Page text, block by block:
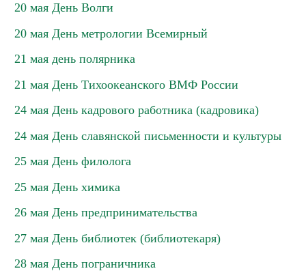
20 мая День Волги
20 мая День метрологии Всемирный
21 мая день полярника
21 мая День Тихоокеанского ВМФ России
24 мая День кадрового работника (кадровика)
24 мая День славянской письменности и культуры
25 мая День филолога
25 мая День химика
26 мая День предпринимательства
27 мая День библиотек (библиотекаря)
28 мая День пограничника